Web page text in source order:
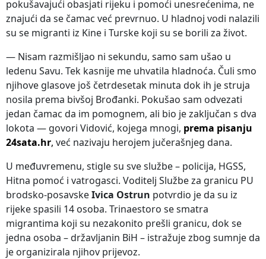
pokušavajući obasjati rijeku i pomoći unesrećenima, ne
znajući da se čamac već prevrnuo. U hladnoj vodi nalazili
su se migranti iz Kine i Turske koji su se borili za život.
— Nisam razmišljao ni sekundu, samo sam ušao u
ledenu Savu. Tek kasnije me uhvatila hladnoća. Čuli smo
njihove glasove još četrdesetak minuta dok ih je struja
nosila prema bivšoj Brođanki. Pokušao sam odvezati
jedan čamac da im pomognem, ali bio je zaključan s dva
lokota — govori Vidović, kojega mnogi, prema pisanju
24sata.hr, već nazivaju herojem jučerašnjeg dana.
U međuvremenu, stigle su sve službe – policija, HGSS,
Hitna pomoć i vatrogasci. Voditelj Službe za granicu PU
brodsko-posavskeIvica Ostrun potvrdio je da su iz
rijeke spasili 14 osoba. Trinaestoro se smatra
migrantima koji su nezakonito prešli granicu, dok se
jedna osoba – državljanin BiH – istražuje zbog sumnje da
je organizirala njihov prijevoz.